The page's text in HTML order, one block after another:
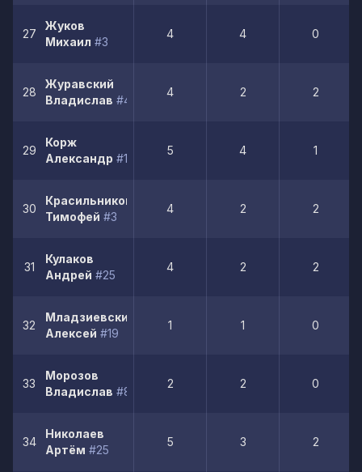
27
Жуков
Михаил #3
4 4 0
28
Журавский
Владислав #4
4 2 2
29
Корж
Александр #19
5 4 1
30
Красильников
Тимофей #3
4 2 2
31
Кулаков
Андрей #25
4 2 2
32
Младзиевский
Алексей #19
1 1 0
33
Морозов
Владислав #8
2 2 0
34
Николаев
Артём #25
5 3 2